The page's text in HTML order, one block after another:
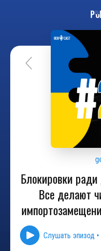
Блокировки
Все делают
Слушать эпизод •